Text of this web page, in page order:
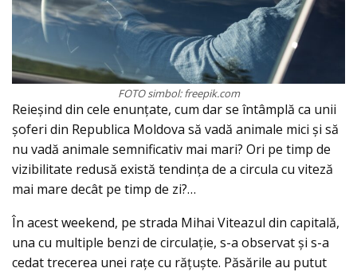
FOTO simbol: freepik.com
Reieșind din cele enunțate, cum dar se întâmplă ca unii
șoferi din Republica Moldova să vadă animale mici și să
nu vadă animale semnificativ mai mari? Ori pe timp de
vizibilitate redusă există tendința de a circula cu viteză
mai mare decât pe timp de zi?…
În acest weekend, pe strada Mihai Viteazul din capitală,
una cu multiple benzi de circulație, s-a observat și s-a
cedat trecerea unei rațe cu rățuște. Păsările au putut